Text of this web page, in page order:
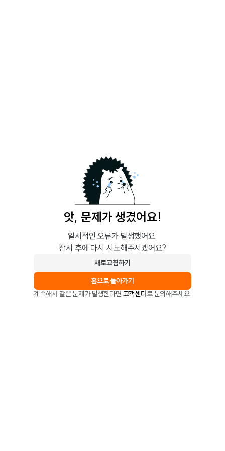
앗, 문제가 생겼어요!
일시적인 오류가 발생했어요.
잠시 후에 다시 시도해주시겠어요?
새로고침하기
홈으로 돌아가기
계속해서 같은 문제가 발생한다면 고객센터로 문의해주세요.